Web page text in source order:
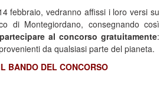
febbraio, vedranno affissi i loro versi su
di Montegiordano, consegnando così
al concorso gratuitamente:
da qualsiasi parte del pianeta.
BANDO DEL CONCORSO